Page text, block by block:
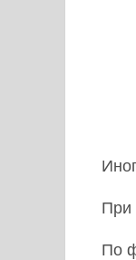
При
По